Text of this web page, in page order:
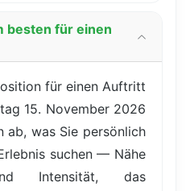
besten für einen
für einen Auftritt
15. November 2026
ab, was Sie persönlich
suchen — Nähe
Intensität, das